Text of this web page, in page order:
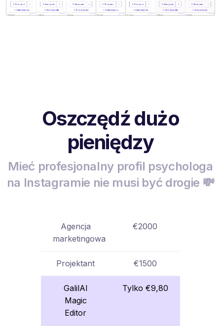
Oszczędź dużo
pieniędzy
Mieć profesjonalny profil psychologa
na Instagramie nie musi być drogie 💸
Agencja
marketingowa
€2000
Projektant €1500
GalilAI
Magic
Editor
Tylko €9,80